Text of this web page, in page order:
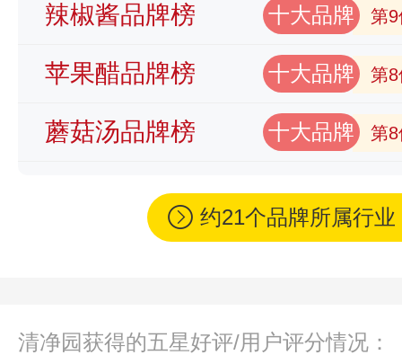
辣椒酱品牌榜 十大品牌 第9
苹果醋品牌榜 十大品牌 第8
蘑菇汤品牌榜 十大品牌 第8
约21个品牌所属行
清净园获得的五星好评/用户评分情况：